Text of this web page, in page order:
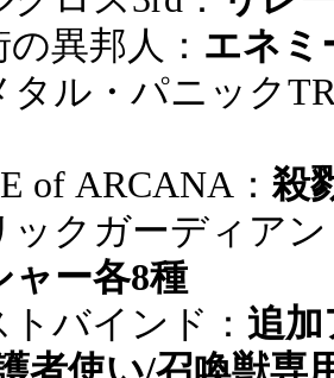
の異邦人： エネミ
タル・パニック
of ARCANA： 殺
ックガーディア
ャー各8種
トバインド： 追加